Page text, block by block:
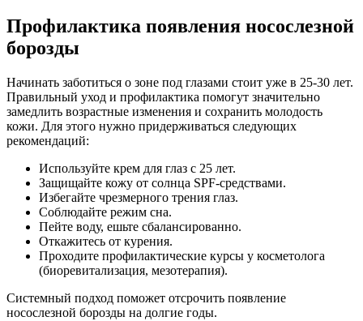
Профилактика появления носослезной
борозды
Начинать заботиться о зоне под глазами стоит уже в 25-30 лет.
Правильный уход и профилактика помогут значительно
замедлить возрастные изменения и сохранить молодость
кожи. Для этого нужно придерживаться следующих
рекомендаций:
Используйте крем для глаз с 25 лет.
Защищайте кожу от солнца SPF-средствами.
Избегайте чрезмерного трения глаз.
Соблюдайте режим сна.
Пейте воду, ешьте сбалансированно.
Откажитесь от курения.
Проходите профилактические курсы у косметолога
(биоревитализация, мезотерапия).
Системный подход поможет отсрочить появление
носослезной борозды на долгие годы.